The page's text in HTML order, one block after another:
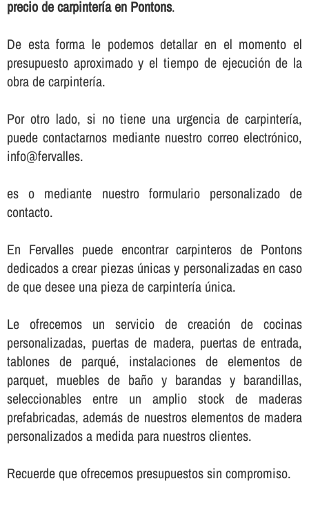
precio de carpinterí­a en Pontons.
De esta forma le podemos detallar en el momento el
presupuesto aproximado y el tiempo de ejecución de la
obra de carpinterí­a.
Por otro lado, si no tiene una urgencia de carpinterí­a,
puede contactarnos mediante nuestro correo electrónico,
info@fervalles.
es o mediante nuestro formulario personalizado de
contacto.
En Fervalles puede encontrar carpinteros de Pontons
dedicados a crear piezas únicas y personalizadas en caso
de que desee una pieza de carpinterí­a única.
Le ofrecemos un servicio de creación de cocinas
personalizadas, puertas de madera, puertas de entrada,
tablones de parqué, instalaciones de elementos de
parquet, muebles de baño y barandas y barandillas,
seleccionables entre un amplio stock de maderas
prefabricadas, además de nuestros elementos de madera
personalizados a medida para nuestros clientes.
Recuerde que ofrecemos presupuestos sin compromiso.